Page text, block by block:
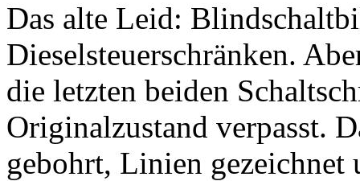
Das alte Leid:
Dieselsteuerschränken.
die letzten beiden
Originalzustand verpasst.
gebohrt, Linien gezeichnet